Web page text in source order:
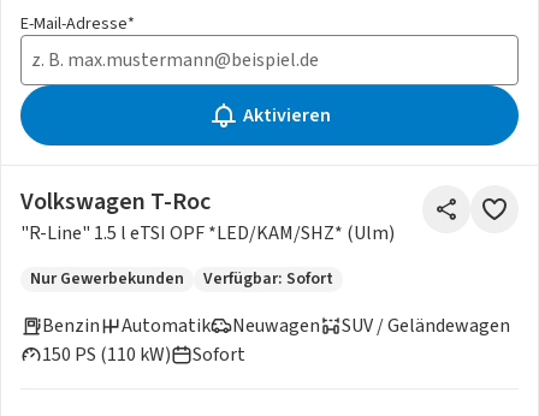
E-Mail-Adresse*
Aktivieren
Volkswagen T-Roc
"R-Line" 1.5 l eTSI OPF *LED/KAM/SHZ* (Ulm)
Nur Gewerbekunden Verfügbar: Sofort
Benzin
Neuwagen
150 PS (110 kW)
Automatik
SUV / Geländewagen
Sofort